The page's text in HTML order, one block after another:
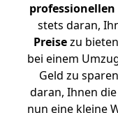
stets daran,
Preisezu
bei einem
Geld zu
daran, Ihnen
nun eine kleine